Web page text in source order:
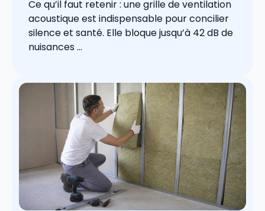
Ce qu’il faut retenir : une grille de ventilation
acoustique est indispensable pour concilier
silence et santé. Elle bloque jusqu’à 42 dB de
nuisances ...